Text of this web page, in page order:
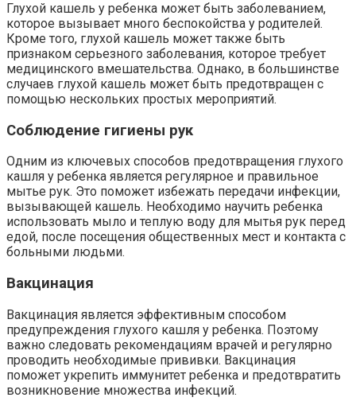
Глухой кашель у ребенка может быть заболеванием,
которое вызывает много беспокойства у родителей.
Кроме того, глухой кашель может также быть
признаком серьезного заболевания, которое требует
медицинского вмешательства. Однако, в большинстве
случаев глухой кашель может быть предотвращен с
помощью нескольких простых мероприятий.
Соблюдение гигиены рук
Одним из ключевых способов предотвращения глухого
кашля у ребенка является регулярное и правильное
мытье рук. Это поможет избежать передачи инфекции,
вызывающей кашель. Необходимо научить ребенка
использовать мыло и теплую воду для мытья рук перед
едой, после посещения общественных мест и контакта с
больными людьми.
Вакцинация
Вакцинация является эффективным способом
предупреждения глухого кашля у ребенка. Поэтому
важно следовать рекомендациям врачей и регулярно
проводить необходимые прививки. Вакцинация
поможет укрепить иммунитет ребенка и предотвратить
возникновение множества инфекций.